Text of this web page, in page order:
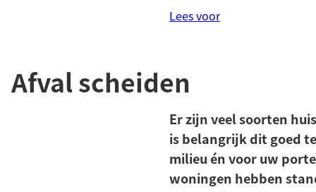
Lees voor
Afval scheiden
Er zijn veel soorten
is belangrijk dit goed
milieu én voor uw
woningen hebben